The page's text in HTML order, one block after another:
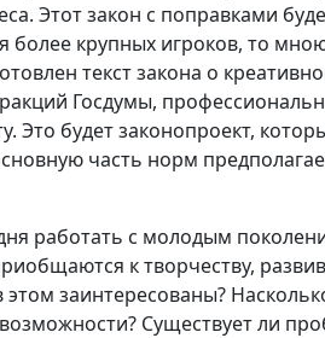
Этот закон с поправками
более крупных игроков, то
текст закона о
Госдумы,
Это будет законопроект,
часть норм
работать с молодым
к творчеству,
заинтересованы?
Существует ли